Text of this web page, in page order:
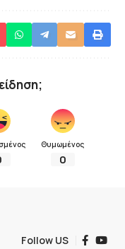
Θυμωμένος
0
Follow US